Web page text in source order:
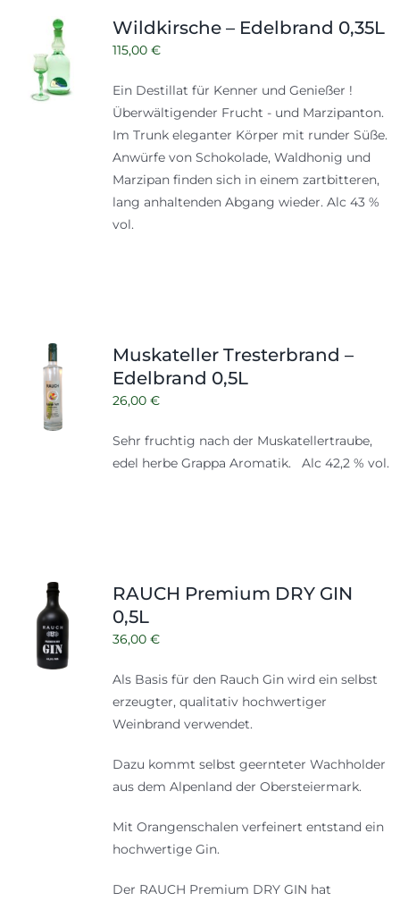
Tabak
Zubehör
Wildkirsche – Edelbrand 0,35L
115,00 €
Ein Destillat für Kenner und Genießer !
Überwältigender Frucht - und Marzipanton.
Im Trunk eleganter Körper mit runder Süße.
Anwürfe von Schokolade, Waldhonig und
Marzipan finden sich in einem zartbitteren,
lang anhaltenden Abgang wieder. Alc 43 %
vol.
Muskateller Tresterbrand –
Edelbrand 0,5L
26,00 €
Sehr fruchtig nach der Muskatellertraube,
edel herbe Grappa Aromatik. Alc 42,2 % vol.
RAUCH Premium DRY GIN
0,5L
36,00 €
Als Basis für den Rauch Gin wird ein selbst
erzeugter, qualitativ hochwertiger
Weinbrand verwendet.
Dazu kommt selbst geernteter Wachholder
aus dem Alpenland der Obersteiermark.
Mit Orangenschalen verfeinert entstand ein
hochwertige Gin.
Der RAUCH Premium DRY GIN hat